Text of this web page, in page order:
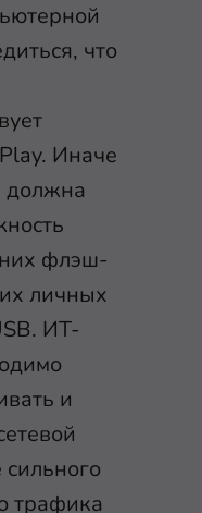
что
Иначе
должна
флэш-
личных
ИТ-
и
трафика